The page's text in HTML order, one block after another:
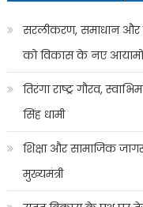
सरलीकरण, समाधान और
को विकास के नए
तिरंगा राष्ट्र गौरव,
सिंह धामी
शिक्षा और सामाजिक
मुख्यमंत्री